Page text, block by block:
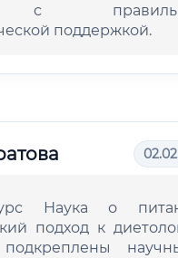
с
поддержкой.
Наука о
подход к